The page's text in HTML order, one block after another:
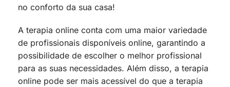
no conforto da sua casa!
A terapia online conta com uma maior variedade
de profissionais disponíveis online, garantindo a
possibilidade de escolher o melhor profissional
para as suas necessidades. Além disso, a terapia
online pode ser mais acessível do que a terapia